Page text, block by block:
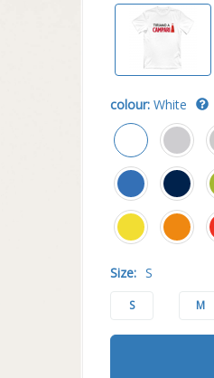
colour: White
Size: S
S M